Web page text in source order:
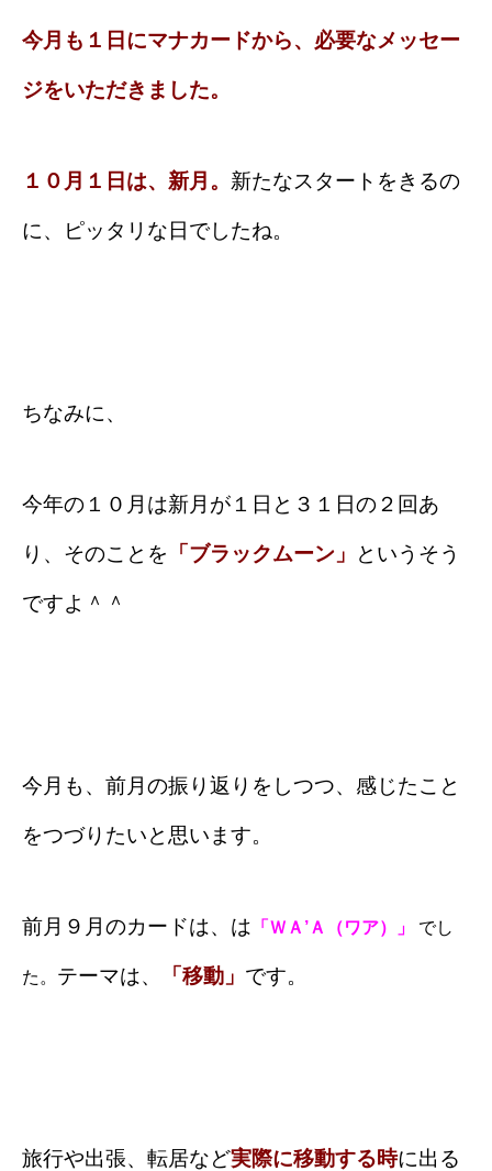
今月も１日にマナカードから、必要なメッセー
ジをいただきました。
１０月１日は、新月。 新たなスタートをきるの
に、ピッタリな日でしたね。
ちなみに、
今年の１０月は新月が１日と３１日の２回あ
り、そのことを 「ブラックムーン」 というそう
ですよ＾＾
今月も、前月の振り返りをしつつ、感じたこと
をつづりたいと思います。
前月９月のカードは、は 「ＷＡ’Ａ（ワア）」 でし
た。 テーマは、 「移動」 です。
旅行や出張、転居など実際に移動する時に出る